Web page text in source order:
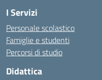
I Servizi
Personale scolastico
Famiglie e studenti
Percorsi di studio
Didattica